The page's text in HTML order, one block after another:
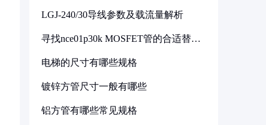
LGJ-240/30导线参数及载流量解析
寻找nce01p30k MOSFET管的合适替代
电梯的尺寸有哪些规格
镀锌方管尺寸一般有哪些
铝方管有哪些常见规格